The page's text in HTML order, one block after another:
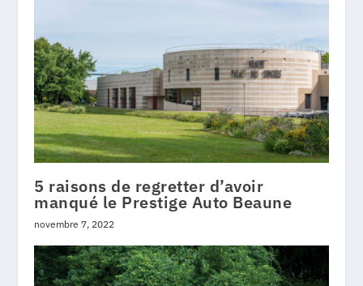
5 raisons de regretter d’avoir
manqué le Prestige Auto Beaune
novembre 7, 2022